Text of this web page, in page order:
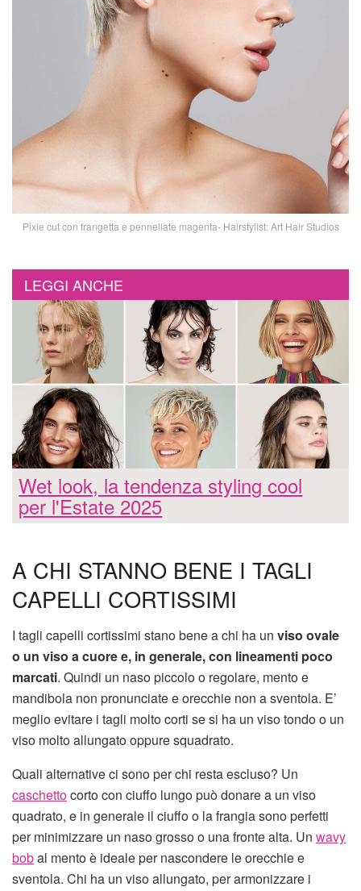
Pixie cut con frangetta e pennellate magenta- Hairstylist: Art Hair Studios
LEGGI ANCHE
Wet look, la tendenza styling cool
per l'Estate 2025
A CHI STANNO BENE I TAGLI
CAPELLI CORTISSIMI
I tagli capelli cortissimi stano bene a chi ha un viso ovale
o un viso a cuore e, in generale, con lineamenti poco
marcati. Quindi un naso piccolo o regolare, mento e
mandibola non pronunciate e orecchie non a sventola. E’
meglio evitare i tagli molto corti se si ha un viso tondo o un
viso molto allungato oppure squadrato.
Quali alternative ci sono per chi resta escluso? Un
caschettocorto con ciuffo lungo può donare a un viso
quadrato, e in generale il ciuffo o la frangia sono perfetti
per minimizzare un naso grosso o una fronte alta. Un wavy
bobal mento è ideale per nascondere le orecchie e
sventola. Chi ha un viso allungato, per armonizzare i